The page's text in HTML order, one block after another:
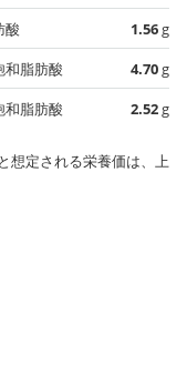
酸
1.56g
和脂肪酸
4.70g
和脂肪酸
2.52g
想定される栄養価は、上